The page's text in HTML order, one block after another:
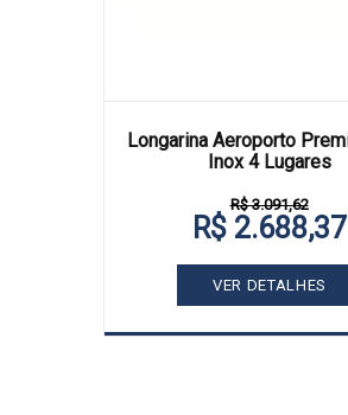
Longarina Aeroporto
Inox 4 Lugares
R$ 3.091,62
R$ 2.688,37
VER DETALHES